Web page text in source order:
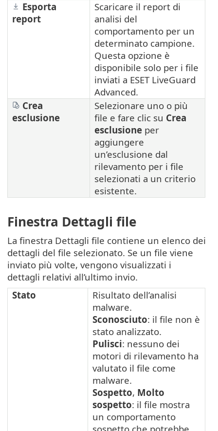
Esporta
report
Scaricare il report di
analisi del
comportamento per un
determinato campione.
Questa opzione è
disponibile solo per i file
inviati a ESET LiveGuard
Advanced.
Crea
esclusione
Selezionare uno o più
file e fare clic su Crea
esclusione per
aggiungere
un’esclusione dal
rilevamento per i file
selezionati a un criterio
esistente.
Finestra Dettagli file
La finestra Dettagli file contiene un elenco dei
dettagli del file selezionato. Se un file viene
inviato più volte, vengono visualizzati i
dettagli relativi all’ultimo invio.
Stato
Risultato dell’analisi
malware.
Sconosciuto: il file non è
stato analizzato.
Pulisci: nessuno dei
motori di rilevamento ha
valutato il file come
malware.
Sospetto, Molto
sospetto: il file mostra
un comportamento